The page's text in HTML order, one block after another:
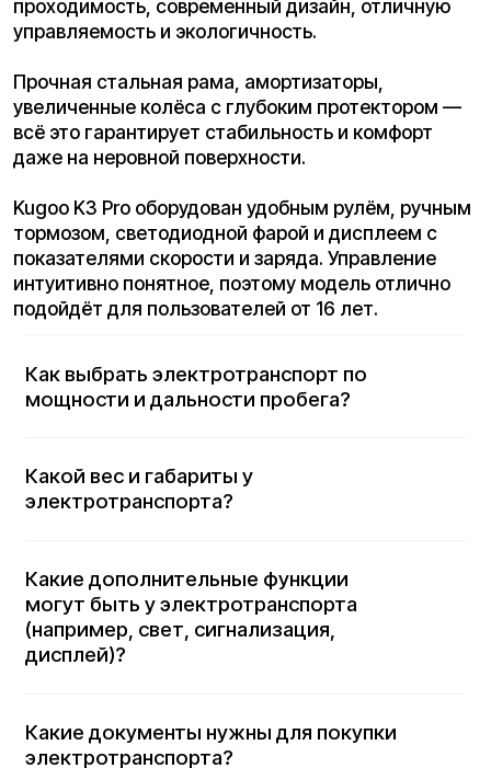
могут быть у электротранспорта
(например, свет, сигнализация,
дисплей)?
Какие документы нужны для покупки
электротранспорта?
Нужна ли регистрация
электротранспорта?
Какие ограничения по возрасту и
весу у пользователей?
Где лучше покупать?